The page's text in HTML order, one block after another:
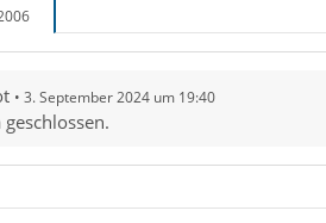
3. September 2024 um 19:40